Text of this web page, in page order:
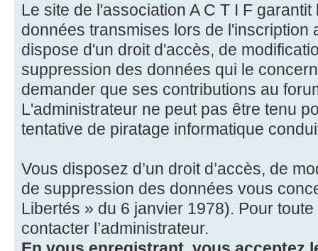
Le site de l'association A C T I F
données transmises lors de l'inscription
dispose d'un droit d'accès, de
suppression des données qui le
demander que ses contributions au
L'administrateur ne peut pas être tenu
tentative de piratage informatique
Vous disposez d’un droit d’accès, de
de suppression des données vous
Libertés » du 6 janvier 1978). Pour
contacter l’administrateur.